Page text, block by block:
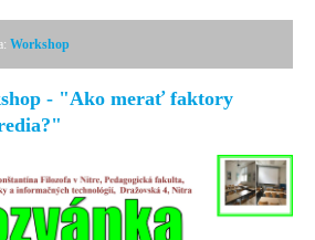
Olympiáda
Workshop
- "Ako merať faktory